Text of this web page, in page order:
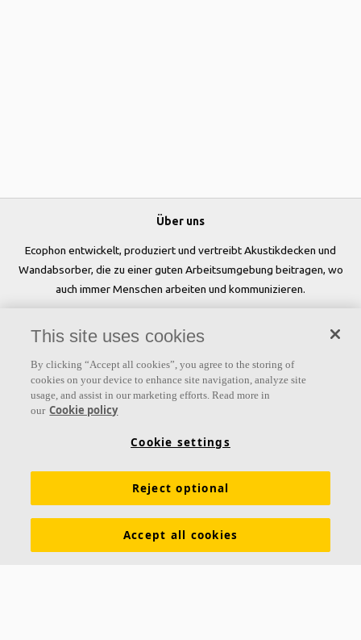
Über uns
Ecophon entwickelt, produziert und vertreibt Akustikdecken und
Wandabsorber, die zu einer guten Arbeitsumgebung beitragen, wo
auch immer Menschen arbeiten und kommunizieren.
Links
Funktionale Anforderungen Download Broschüren
Allgemeine Geschäftsbedingungen Impressum
This site uses cookies
By clicking “Accept all cookies”, you agree to the storing of
cookies on your device to enhance site navigation, analyze site
usage, and assist in our marketing efforts. Read more in
our Cookie policy
Cookie settings
Reject optional
Accept all cookies